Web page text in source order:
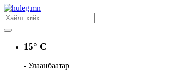
15° C
- Улаанбаатар